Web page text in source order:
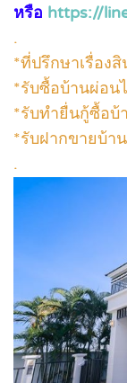
หรือ https://
.
*ที่ปรึกษาเรื่อง
*รับซื้อบ้านผ่อน
*รับทำยื่นกู้ซื้อบ้
*รับฝากขายบ้า
.